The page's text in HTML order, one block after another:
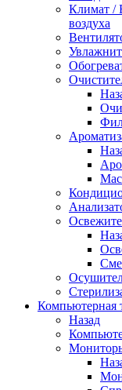
Климат /
воздуха
Компьютерная
Назад